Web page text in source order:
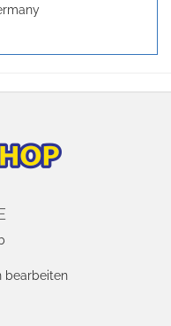
bearbeiten